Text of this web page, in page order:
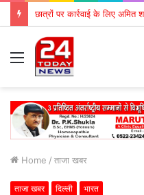
छात्रों पर कार्रवाई के लिए अमित
Menu
Home / ताजा खबर
ताजा खबर दिल्ली भारत